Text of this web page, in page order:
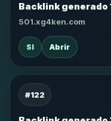
Backlink generado
501.xg4ken.com
SI Abrir
#122